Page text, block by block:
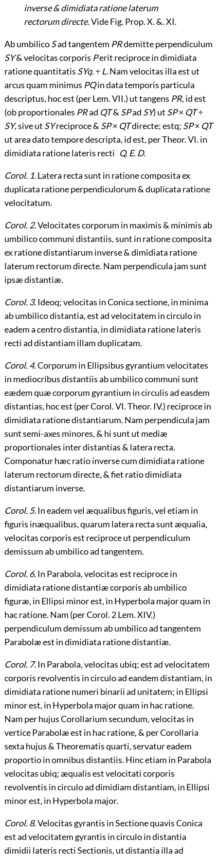
inverse & dimidiata ratione laterum
rectorum directe.Vide Fig. Prop. X. &. XI.
Ab umbilicoSad tangentem PRdemitte perpendiculum
SY& velocitas corporis Perit reciproce in dimidiata
ratione quantitatis SYq.÷ L. Nam velocitas illa est ut
arcus quam minimus PQin data temporis particula
descriptus, hoc est (per Lem. VII.) ut tangens PR, id est
(ob proportionales PRad QT& SPad SY) ut SP× QT÷
SY, sive ut SYreciproce & SP× QTdirecte; estq; SP× QT
ut area dato tempore descripta, id est, per Theor. VI. in
dimidiata ratione lateris recti Q. E. D.
Corol. 1.Latera recta sunt in ratione composita ex
duplicata ratione perpendiculorum & duplicata ratione
velocitatum.
Corol. 2.Velocitates corporum in maximis & minimis ab
umbilico communi distantiis, sunt in ratione composita
ex ratione distantiarum inverse & dimidiata ratione
laterum rectorum directe. Nam perpendicula jam sunt
ipsæ distantiæ.
Corol. 3.Ideoq; velocitas in Conica sectione, in minima
ab umbilico distantia, est ad velocitatem in circulo in
eadem a centro distantia, in dimidiata ratione lateris
recti ad distantiam illam duplicatam.
Corol. 4.Corporum in Ellipsibus gyrantium velocitates
in mediocribus distantiis ab umbilico communi sunt
eædem quæ corporum gyrantium in circulis ad easdem
distantias, hoc est (per Corol. VI. Theor. IV.) reciproce in
dimidiata ratione distantiarum. Nam perpendicula jam
sunt semi-axes minores, & hi sunt ut mediæ
proportionales inter distantias & latera recta.
Componatur hæc ratio inverse cum dimidiata ratione
laterum rectorum directe, & fiet ratio dimidiata
distantiarum inverse.
Corol. 5.In eadem vel æqualibus figuris, vel etiam in
figuris inæqualibus, quarum latera recta sunt æqualia,
velocitas corporis est reciproce ut perpendiculum
demissum ab umbilico ad tangentem.
Corol. 6.In Parabola, velocitas est reciproce in
dimidiata ratione distantiæ corporis ab umbilico
figuræ, in Ellipsi minor est, in Hyperbola major quam in
hac ratione. Nam (per Corol. 2 Lem. XIV.)
perpendiculum demissum ab umbilico ad tangentem
Parabolæ est in dimidiata ratione distantiæ.
Corol. 7.In Parabola, velocitas ubiq; est ad velocitatem
corporis revolventis in circulo ad eandem distantiam, in
dimidiata ratione numeri binarii ad unitatem; in Ellipsi
minor est, in Hyperbola major quam in hac ratione.
Nam per hujus Corollarium secundum, velocitas in
vertice Parabolæ est in hac ratione, & per Corollaria
sexta hujus & Theorematis quarti, servatur eadem
proportio in omnibus distantiis. Hinc etiam in Parabola
velocitas ubiq; æqualis est velocitati corporis
revolventis in circulo ad dimidiam distantiam, in Ellipsi
minor est, in Hyperbola major.
Corol. 8.Velocitas gyrantis in Sectione quavis Conica
est ad velocitatem gyrantis in circulo in distantia
dimidii lateris recti Sectionis, ut distantia illa ad